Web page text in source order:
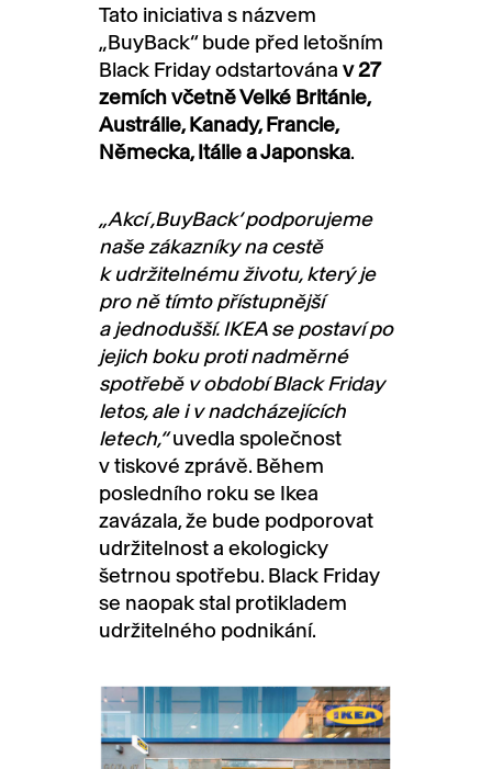
Tato iniciativa s názvem
„BuyBack“ bude před letošním
Black Friday odstartována v 27
zemích včetně Velké Británie,
Austrálie, Kanady, Francie,
Německa, Itálie a Japonska.
„Akcí ‚BuyBack‘ podporujeme
naše zákazníky na cestě
k udržitelnému životu, který je
pro ně tímto přístupnější
a jednodušší. IKEA se postaví po
jejich boku proti nadměrné
spotřebě v období Black Friday
letos, ale i v nadcházejících
letech,“uvedla společnost
v tiskové zprávě. Během
posledního roku se Ikea
zavázala, že bude podporovat
udržitelnost a ekologicky
šetrnou spotřebu. Black Friday
se naopak stal protikladem
udržitelného podnikání.